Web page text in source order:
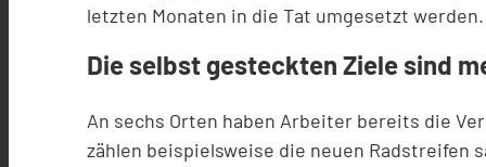
letzten Monaten in die Tat umgesetzt
Die selbst gesteckten Ziele sind
An sechs Orten haben Arbeiter bereits die
zählen beispielsweise die neuen